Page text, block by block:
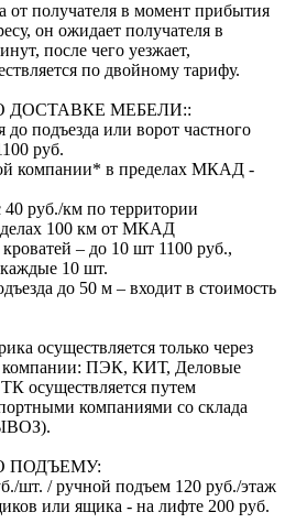
от получателя в момент прибытия
он ожидает получателя в
после чего уезжает,
по двойному тарифу.
ДОСТАВКЕ МЕБЕЛИ::
до подъезда или ворот частного
руб.
компании* в пределах МКАД -
руб./км по территории
100 км от МКАД
– до 10 шт 1100 руб.,
10 шт.
до 50 м – входит в стоимость
осуществляется только через
компании: ПЭК, КИТ, Деловые
осуществляется путем
компаниями со склада
ПОДЪЕМУ:
шт. / ручной подъем 120 руб./этаж
или ящика - на лифте 200 руб.